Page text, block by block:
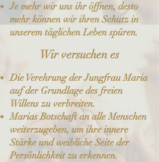
Je mehr wir uns ihr öffnen, desto
mehr können wir ihren Schutz in
unserem täglichen Leben spüren.
Wir versuchen es
Die Verehrung der Jungfrau Maria
auf der Grundlage des freien
Willens zu verbreiten.
Marias Botschaft an alle Menschen
weiterzugeben, um ihre innere
Stärke und weibliche Seite der
Persönlichkeit zu erkennen.